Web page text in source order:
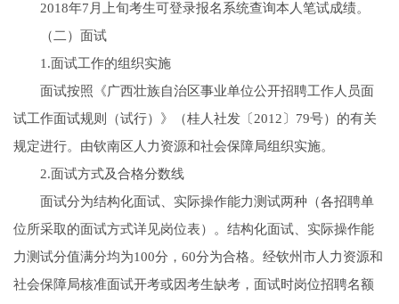
2018年7月上旬考生可登录报名系统查询本人笔试成绩。
（二）面试
1.面试工作的组织实施
面试按照《广西壮族自治区事业单位公开招聘工作人员面
试工作面试规则（试行）》（桂人社发〔2012〕79号）的有关
规定进行。由钦南区人力资源和社会保障局组织实施。
2.面试方式及合格分数线
面试分为结构化面试、实际操作能力测试两种（各招聘单
位所采取的面试方式详见岗位表）。结构化面试、实际操作能
力测试分值满分均为100分，60分为合格。经钦州市人力资源和
社会保障局核准面试开考或因考生缺考，面试时岗位招聘名额